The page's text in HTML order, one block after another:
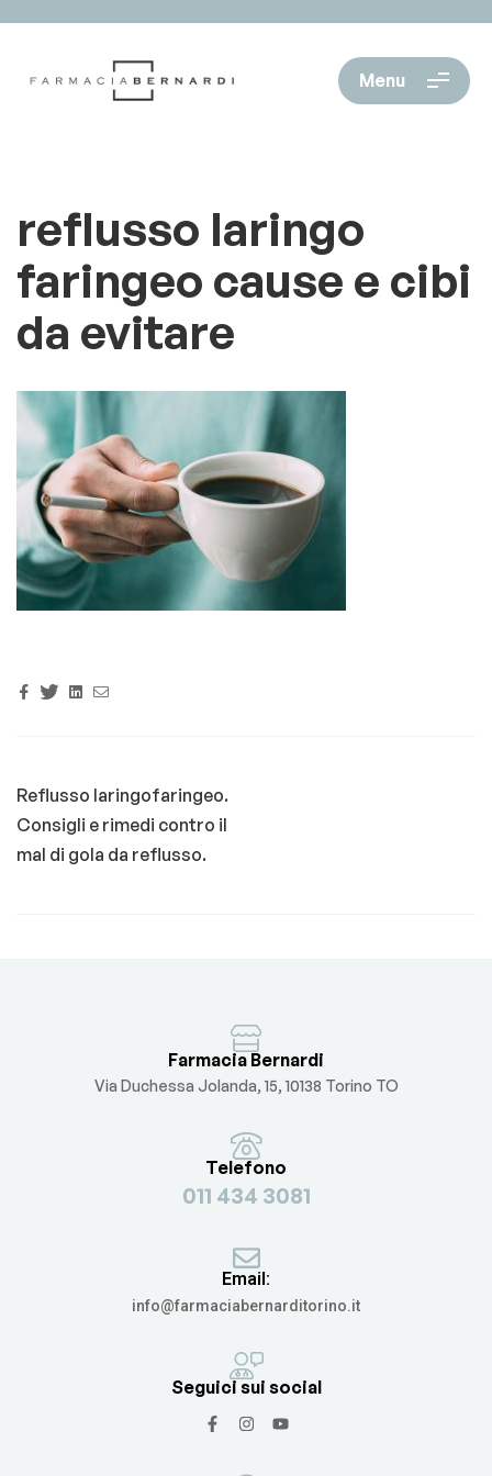
Menu
reflusso laringo
faringeo cause e cibi
da evitare
Facebook
TwitterLinkedin
Reflusso laringofaringeo.
Consigli e rimedi contro il
mal di gola da reflusso.
Farmacia Bernardi
Via Duchessa Jolanda, 15, 10138 Torino TO
Telefono
011 434 3081
Email:
info@farmaciabernarditorino.it
Seguici sui social